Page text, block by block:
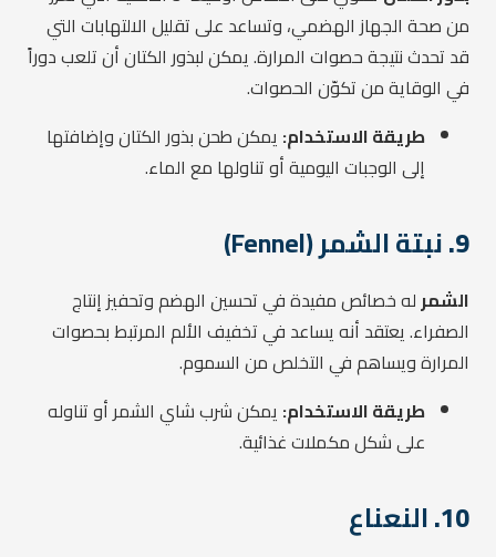
من صحة الجهاز الهضمي، وتساعد على تقليل الالتهابات التي
قد تحدث نتيجة حصوات المرارة. يمكن لبذور الكتان أن تلعب دوراً
في الوقاية من تكوّن الحصوات.
طريقة الاستخدام: يمكن طحن بذور الكتان وإضافتها
إلى الوجبات اليومية أو تناولها مع الماء.
9. نبتة الشمر (Fennel)
الشمرله خصائص مفيدة في تحسين الهضم وتحفيز إنتاج
الصفراء. يعتقد أنه يساعد في تخفيف الألم المرتبط بحصوات
المرارة ويساهم في التخلص من السموم.
طريقة الاستخدام: يمكن شرب شاي الشمر أو تناوله
على شكل مكملات غذائية.
10. النعناع